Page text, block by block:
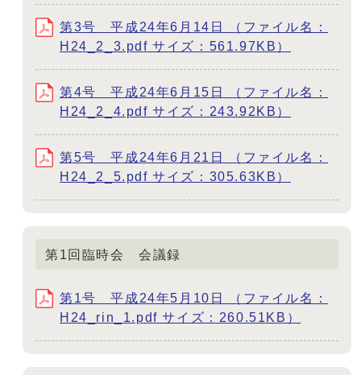
第3号 平成24年6月14日 （ファイル名：
H24_2_3.pdf サイズ：561.97KB）
第4号 平成24年6月15日 （ファイル名：
H24_2_4.pdf サイズ：243.92KB）
第5号 平成24年6月21日 （ファイル名：
H24_2_5.pdf サイズ：305.63KB）
第1回臨時会 会議録
第1号 平成24年5月10日 （ファイル名：
H24_rin_1.pdf サイズ：260.51KB）